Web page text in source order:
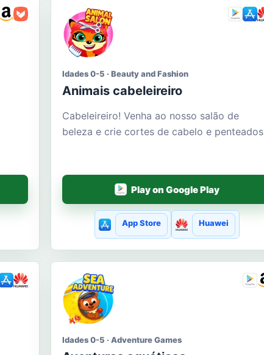
Idades 0-5 · Beauty and Fashion
Animais cabeleireiro
Cabeleireiro! Venha ao nosso salão de
beleza e crie cortes de cabelo e penteados
Play on Google Play
App Store Huawei
Idades 0-5 · Adventure Games